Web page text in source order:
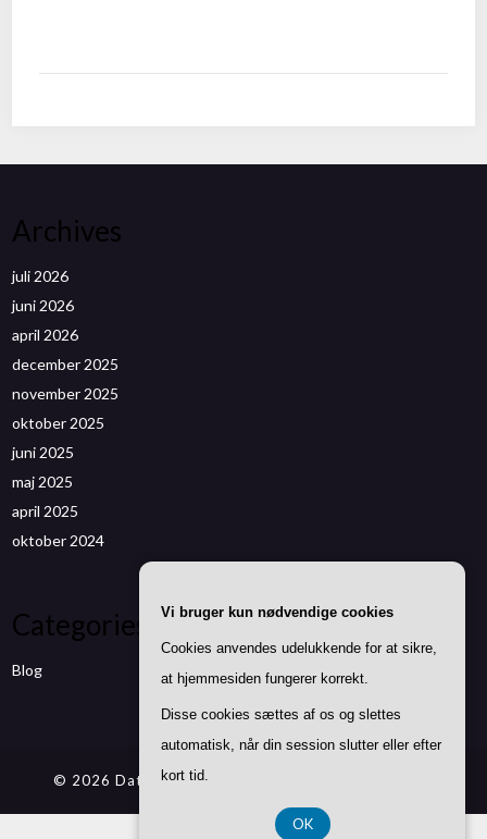
Archives
juli 2026
juni 2026
april 2026
december 2025
november 2025
oktober 2025
juni 2025
maj 2025
april 2025
oktober 2024
Categories
Blog
© 2026 Datenwizard.de
Vi bruger kun nødvendige cookies
Cookies anvendes udelukkende for at sikre,
at hjemmesiden fungerer korrekt.
Disse cookies sættes af os og slettes
automatisk, når din session slutter eller efter
kort tid.
OK